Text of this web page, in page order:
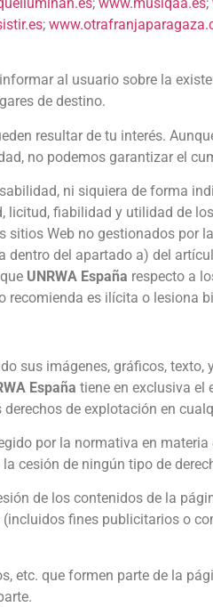
;
al usuario sobre la
de destino.
resultar de tu interés.
no podemos garantizar el
ni siquiera de forma
licitud, fiabilidad y utilidad de
Web no gestionados por
dentro del apartado a) del
UNRWA España respecto a
es ilícita o lesiona
sus imágenes, gráficos,
España tiene en exclusiva el
de explotación en
por la normativa en
cesión de ningún tipo de
de los contenidos de la
(incluidos fines publicitarios o
etc. que formen parte de la